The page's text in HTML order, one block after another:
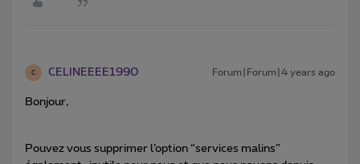
C CELINEEEE1990 Forum|Forum|4 years ago
Bonjour,
Pouvez vous supprimer l’option “services malins”